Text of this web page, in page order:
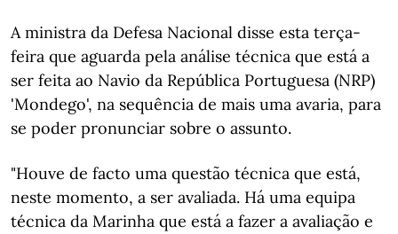
A ministra da Defesa Nacional disse esta terça-
feira que aguarda pela análise técnica que está a
ser feita ao Navio da República Portuguesa (NRP)
'Mondego', na sequência de mais uma avaria, para
se poder pronunciar sobre o assunto.
"Houve de facto uma questão técnica que está,
neste momento, a ser avaliada. Há uma equipa
técnica da Marinha que está a fazer a avaliação e